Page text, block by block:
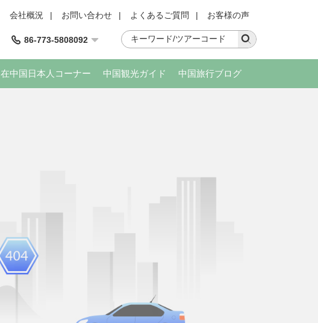
会社概況 | お問い合わせ | よくあるご質問 | お客様の声
86-773-5808092
在中国日本人コーナー 中国観光ガイド 中国旅行ブログ